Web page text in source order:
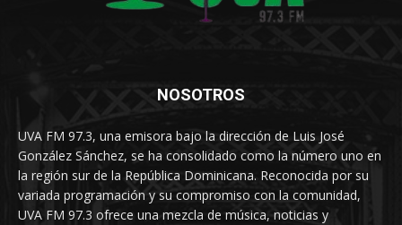
NOSOTROS
UVA FM 97.3, una emisora bajo la dirección de Luis José
González Sánchez, se ha consolidado como la número uno en
la región sur de la República Dominicana. Reconocida por su
variada programación y su compromiso con la comunidad,
UVA FM 97.3 ofrece una mezcla de música, noticias y